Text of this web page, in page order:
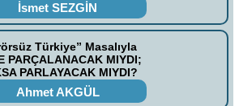
İsmet SEZGİN
Türkiye” Masalıyla
PARÇALANACAK MIYDI;
PARLAYACAK MIYDI?
Ahmet AKGÜL